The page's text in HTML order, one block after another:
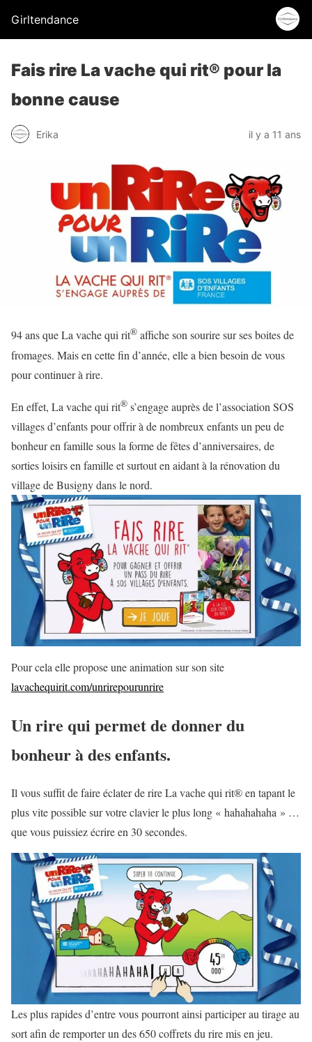
Girltendance
Fais rire La vache qui rit® pour la
bonne cause
Erika il y a 11 ans
94 ans que La vache qui rit® affiche son sourire sur ses boites de
fromages. Mais en cette fin d’année, elle a bien besoin de vous
pour continuer à rire.
En effet, La vache qui rit® s’engage auprès de l’association SOS
villages d’enfants pour offrir à de nombreux enfants un peu de
bonheur en famille sous la forme de fêtes d’anniversaires, de
sorties loisirs en famille et surtout en aidant à la rénovation du
village de Busigny dans le nord.
Pour cela elle propose une animation sur son site
lavachequirit.com/unrirepourunrire
Un rire qui permet de donner du
bonheur à des enfants.
Il vous suffit de faire éclater de rire La vache qui rit® en tapant le
plus vite possible sur votre clavier le plus long « hahahahaha » …
que vous puissiez écrire en 30 secondes.
Les plus rapides d’entre vous pourront ainsi participer au tirage au
sort afin de remporter un des 650 coffrets du rire mis en jeu.